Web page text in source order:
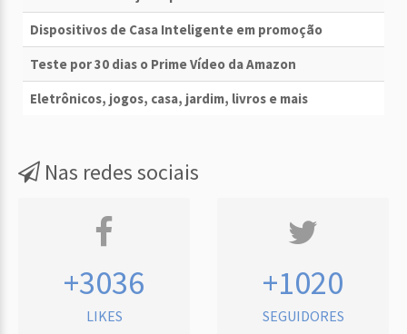
Dispositivos de Casa Inteligente em promoção
Teste por 30 dias o Prime Vídeo da Amazon
Eletrônicos, jogos, casa, jardim, livros e mais
Nas redes sociais
+3036
LIKES
+1020
SEGUIDORES